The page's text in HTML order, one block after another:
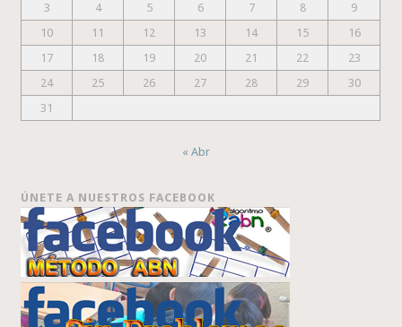
3
4 5 6 7 8
9
10
11 12 13 14 15
16
17
18 19 20 21 22
23
24
25 26 27 28 29
30
31
« Abr
ÚNETE A NUESTROS FACEBOOK